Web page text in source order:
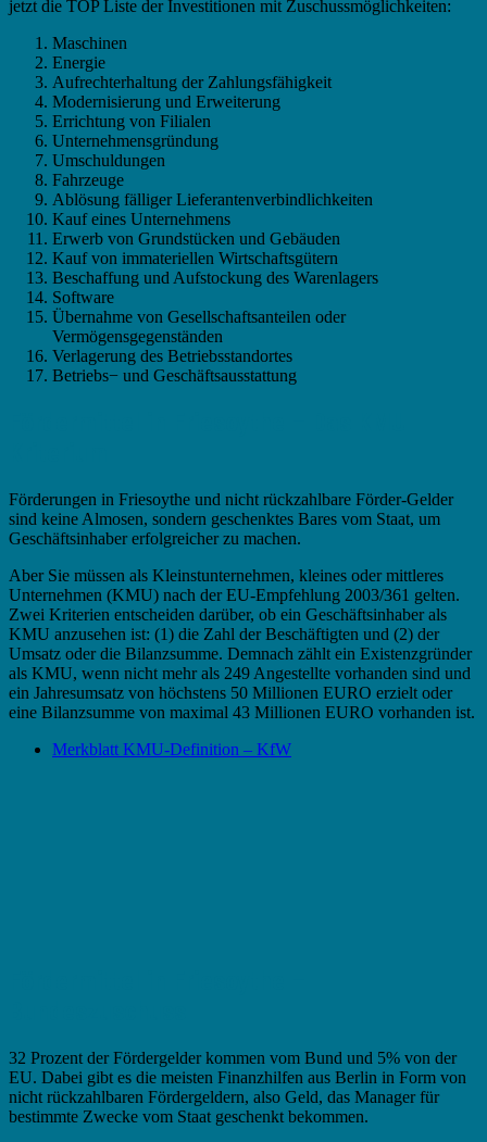
jetzt die TOP Liste der Investitionen mit Zuschussmöglichkeiten:
Maschinen
Energie
Aufrechterhaltung der Zahlungsfähigkeit
Modernisierung und Erweiterung
Errichtung von Filialen
Unternehmensgründung
Umschuldungen
Fahrzeuge
Ablösung fälliger Lieferantenverbindlichkeiten
Kauf eines Unternehmens
Erwerb von Grundstücken und Gebäuden
Kauf von immateriellen Wirtschaftsgütern
Beschaffung und Aufstockung des Warenlagers
Software
Übernahme von Gesellschaftsanteilen oder
Vermögensgegenständen
Verlagerung des Betriebsstandortes
Betriebs− und Geschäftsausstattung
Förderungen in Friesoythe und nicht rückzahlbare Förder-Gelder
sind keine Almosen, sondern geschenktes Bares vom Staat, um
Geschäftsinhaber erfolgreicher zu machen.
Aber Sie müssen als Kleinstunternehmen, kleines oder mittleres
Unternehmen (KMU) nach der EU-Empfehlung 2003/361 gelten.
Zwei Kriterien entscheiden darüber, ob ein Geschäftsinhaber als
KMU anzusehen ist: (1) die Zahl der Beschäftigten und (2) der
Umsatz oder die Bilanzsumme. Demnach zählt ein Existenzgründer
als KMU, wenn nicht mehr als 249 Angestellte vorhanden sind und
ein Jahresumsatz von höchstens 50 Millionen EURO erzielt oder
eine Bilanzsumme von maximal 43 Millionen EURO vorhanden ist.
Merkblatt KMU-Definition – KfW
32 Prozent der Fördergelder kommen vom Bund und 5% von der
EU. Dabei gibt es die meisten Finanzhilfen aus Berlin in Form von
nicht rückzahlbaren Fördergeldern, also Geld, das Manager für
bestimmte Zwecke vom Staat geschenkt bekommen.